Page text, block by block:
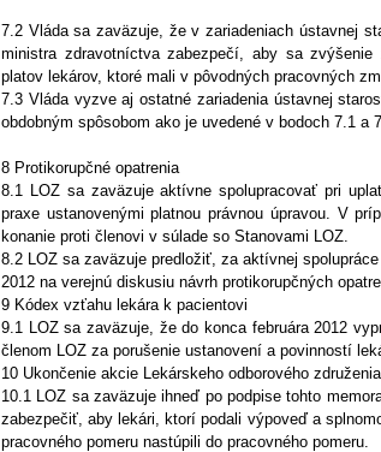
7.2 Vláda sa zaväzuje, že v zariadeniach ústavnej
ministra zdravotníctva zabezpečí, aby sa
platov lekárov, ktoré mali v pôvodných pracovných
7.3 Vláda vyzve aj ostatné zariadenia ústavnej
obdobným spôsobom ako je uvedené v bodoch 7.1 a
8 Protikorupčné opatrenia
8.1 LOZ sa zaväzuje aktívne spolupracovať pri
praxe ustanovenými platnou právnou úpravou. V
konanie proti členovi v súlade so Stanovami LOZ.
8.2 LOZ sa zaväzuje predložiť, za aktívnej
2012 na verejnú diskusiu návrh protikorupčných
9 Kódex vzťahu lekára k pacientovi
9.1 LOZ sa zaväzuje, že do konca februára 2012
členom LOZ za porušenie ustanovení a povinností
10 Ukončenie akcie Lekárskeho odborového združenia
10.1 LOZ sa zaväzuje ihneď po podpise tohto
zabezpečiť, aby lekári, ktorí podali výpoveď a
pracovného pomeru nastúpili do pracovného pomeru.